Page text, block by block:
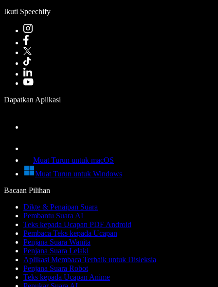
Ikuti Speechify
Dapatkan Aplikasi
Muat Turun untuk macOS
Muat Turun untuk Windows
Bacaan Pilihan
Dikte & Penaipan Suara
Pembantu Suara AI
Teks kepada Ucapan PDF Android
Pembaca Teks kepada Ucapan
Penjana Suara Wanita
Penjana Suara Lelaki
Aplikasi Membaca Terbaik untuk Disleksia
Penjana Suara Robot
Teks kepada Ucapan Anime